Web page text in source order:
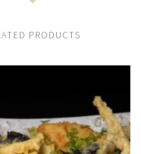
PRODUCTS